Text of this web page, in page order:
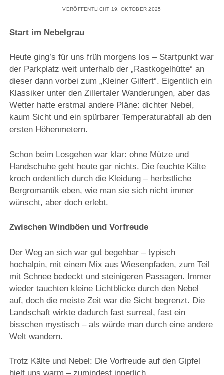
VERÖFFENTLICHT 19. OKTOBER 2025
Start im Nebelgrau
Heute ging’s für uns früh morgens los – Startpunkt war
der Parkplatz weit unterhalb der „Rastkogelhütte“ an
dieser dann vorbei zum „Kleiner Gilfert“. Eigentlich ein
Klassiker unter den Zillertaler Wanderungen, aber das
Wetter hatte erstmal andere Pläne: dichter Nebel,
kaum Sicht und ein spürbarer Temperaturabfall ab den
ersten Höhenmetern.
Schon beim Losgehen war klar: ohne Mütze und
Handschuhe geht heute gar nichts. Die feuchte Kälte
kroch ordentlich durch die Kleidung – herbstliche
Bergromantik eben, wie man sie sich nicht immer
wünscht, aber doch erlebt.
Zwischen Windböen und Vorfreude
Der Weg an sich war gut begehbar – typisch
hochalpin, mit einem Mix aus Wiesenpfaden, zum Teil
mit Schnee bedeckt und steinigeren Passagen. Immer
wieder tauchten kleine Lichtblicke durch den Nebel
auf, doch die meiste Zeit war die Sicht begrenzt. Die
Landschaft wirkte dadurch fast surreal, fast ein
bisschen mystisch – als würde man durch eine andere
Welt wandern.
Trotz Kälte und Nebel: Die Vorfreude auf den Gipfel